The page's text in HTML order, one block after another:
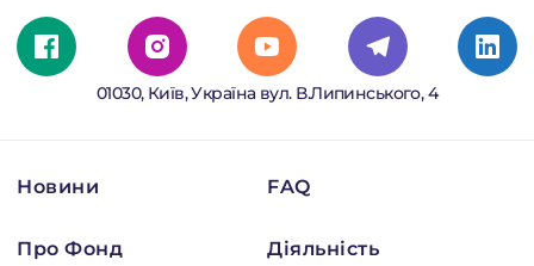
Новини FAQ
Про Фонд
Діяльність
01030, Київ, Україна вул. В.Липинського, 4